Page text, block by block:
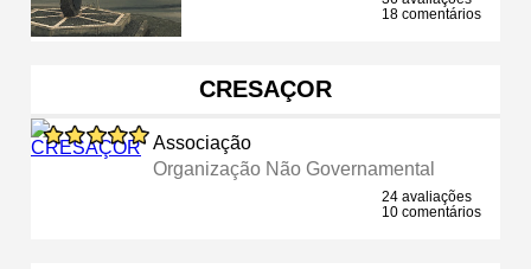
18 comentários
CRESAÇOR
Associação
Organização Não Governamental
24 avaliações
10 comentários